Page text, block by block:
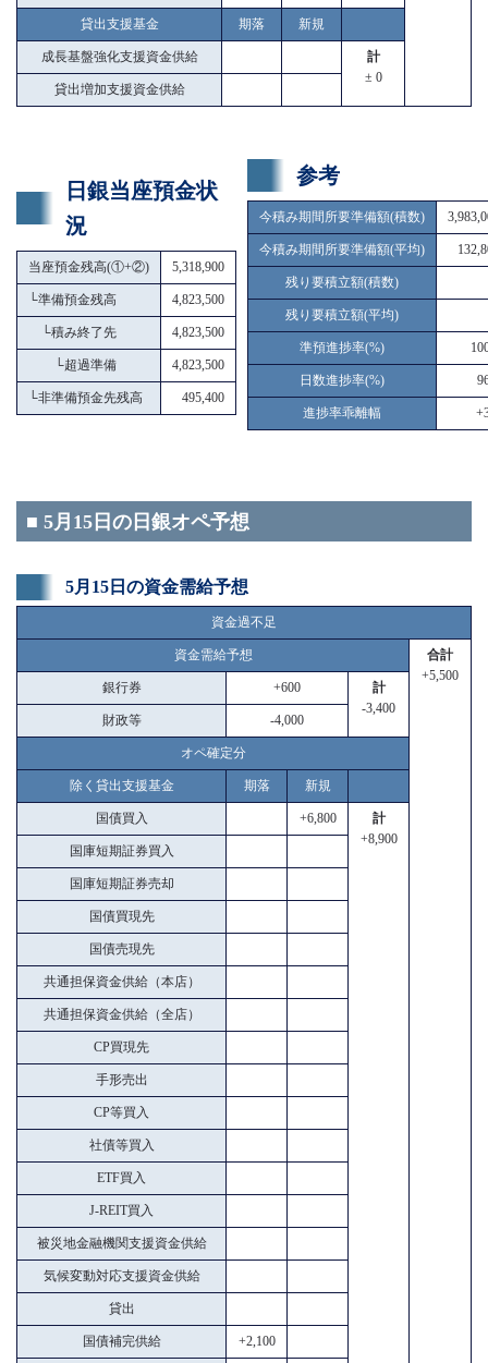
貸出支援基金 期落 新規
成長基盤強化支援資金供給
計
± 0
貸出増加支援資金供給
日銀当座預金状
況
当座預金残高(①+②) 5,318,900
└準備預金残高 4,823,500
└積み終了先 4,823,500
└超過準備 4,823,500
└非準備預金先残高 495,400
参考
今積み期間所要準備額(積数)
今積み期間所要準備額(平均)
残り要積立額(積数)
残り要積立額(平均)
準預進捗率(%)
日数進捗率(%)
進捗率乖離幅
■ 5月15日の日銀オペ予想
5月15日の資金需給予想
資金過不足
資金需給予想
合計
+5,500
銀行券 +600
計
-3,400
財政等 -4,000
オペ確定分
除く貸出支援基金 期落 新規
国債買入 +6,800
計
+8,900
国庫短期証券買入
国庫短期証券売却
国債買現先
国債売現先
共通担保資金供給（本店）
共通担保資金供給（全店）
CP買現先
手形売出
CP等買入
社債等買入
ETF買入
J-REIT買入
被災地金融機関支援資金供給
気候変動対応支援資金供給
貸出
国債補完供給 +2,100